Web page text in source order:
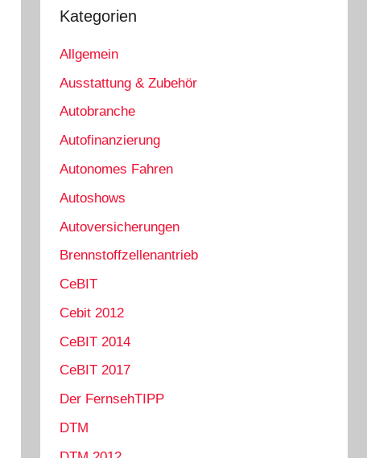
Kategorien
Allgemein
Ausstattung & Zubehör
Autobranche
Autofinanzierung
Autonomes Fahren
Autoshows
Autoversicherungen
Brennstoffzellenantrieb
CeBIT
Cebit 2012
CeBIT 2014
CeBIT 2017
Der FernsehTIPP
DTM